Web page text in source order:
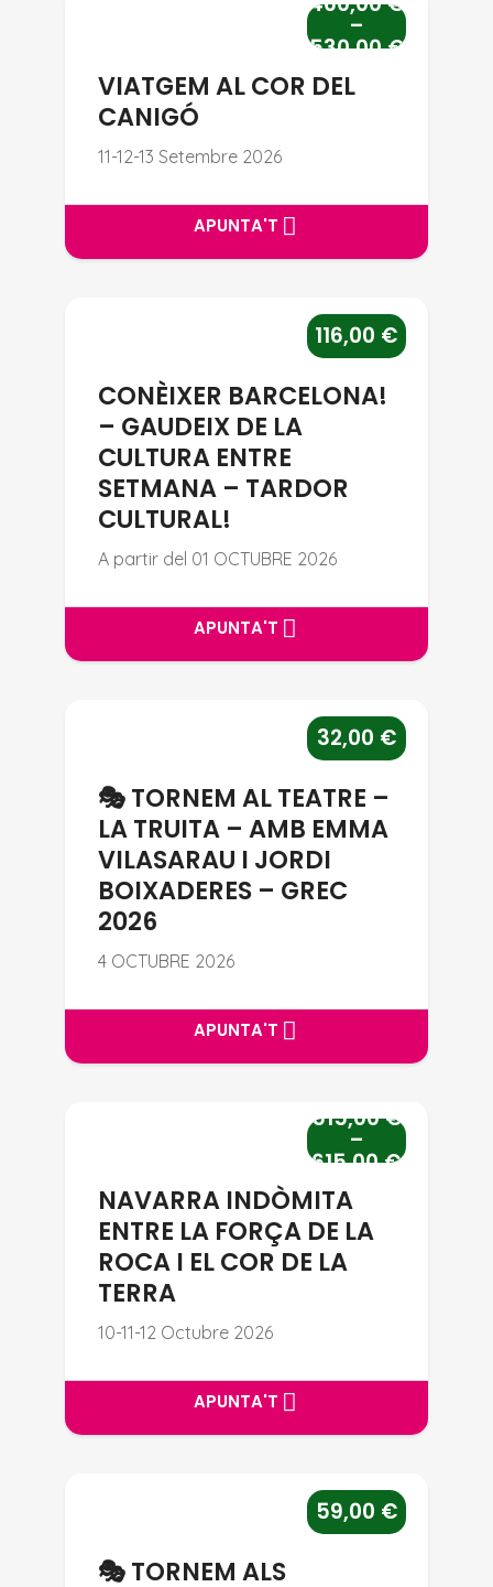
–
530,00€
VIATGEM AL COR DEL
CANIGÓ
11-12-13 Setembre 2026
APUNTA'T
APUNTA'T
CONÈIXER BARCELONA! –
116,00 €
CONÈIXER BARCELONA!
– GAUDEIX DE LA
CULTURA ENTRE
SETMANA – TARDOR
CULTURAL!
A partir del 01 OCTUBRE 2026
APUNTA'T
APUNTA'T
🎭 TORNEM AL TEATRE – LA
32,00 €
🎭 TORNEM AL TEATRE –
LA TRUITA – AMB EMMA
VILASARAU I JORDI
BOIXADERES – GREC
2026
4 OCTUBRE 2026
APUNTA'T
APUNTA'T
NAVARRA INDÒMITA ENTRE
515,00€
–
615,00€
NAVARRA INDÒMITA
ENTRE LA FORÇA DE LA
ROCA I EL COR DE LA
TERRA
10-11-12 Octubre 2026
APUNTA'T
APUNTA'T
🎭 TORNEM ALS MUSICALS –
59,00 €
🎭 TORNEM ALS